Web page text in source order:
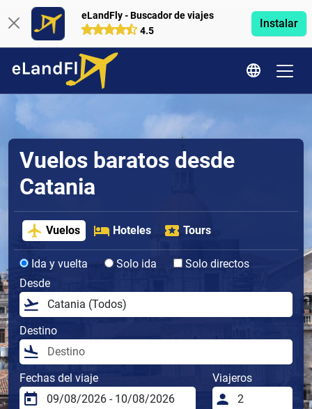
eLandFly - Buscador de viajes
4.5
Instalar
Vuelos baratos desde
Catania
Vuelos Hoteles Tours
Ida y vuelta Solo ida
Solo directos
Desde
Destino
Fechas del viaje Viajeros